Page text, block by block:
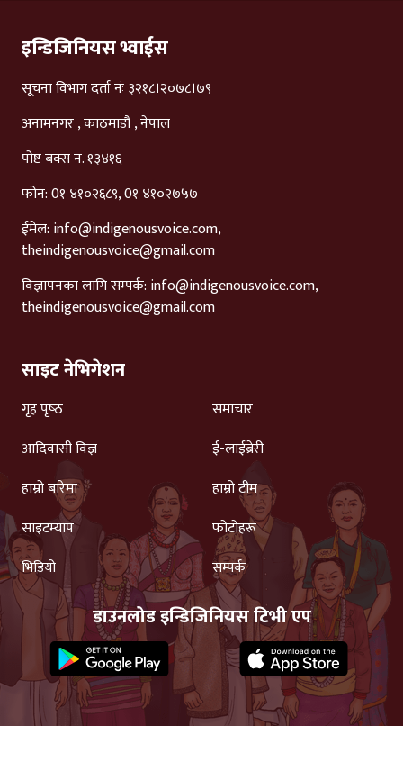
इन्डिजिनियस भ्वाईस
सूचना विभाग दर्ता नंः ३२१८।२०७८।७९
अनामनगर , काठमाडौं , नेपाल
पोष्ट बक्स न. १३४१६
फोन: 0१ ४१०२६८९, 0१ ४१०२७५७
ईमेल: info@indigenousvoice.com,
theindigenousvoice@gmail.com
विज्ञापनका लागि सम्पर्क: info@indigenousvoice.com,
theindigenousvoice@gmail.com
साइट नेभिगेशन
गृह पृष्‍ठ
समाचार
आदिवासी विज्ञ
ई-लाईब्रेरी
हाम्रो बारेमा
हाम्रो टीम
साइटम्याप
फोटोहरू
भिडियो
सम्पर्क
डाउनलोड इन्डिजिनियस टिभी एप